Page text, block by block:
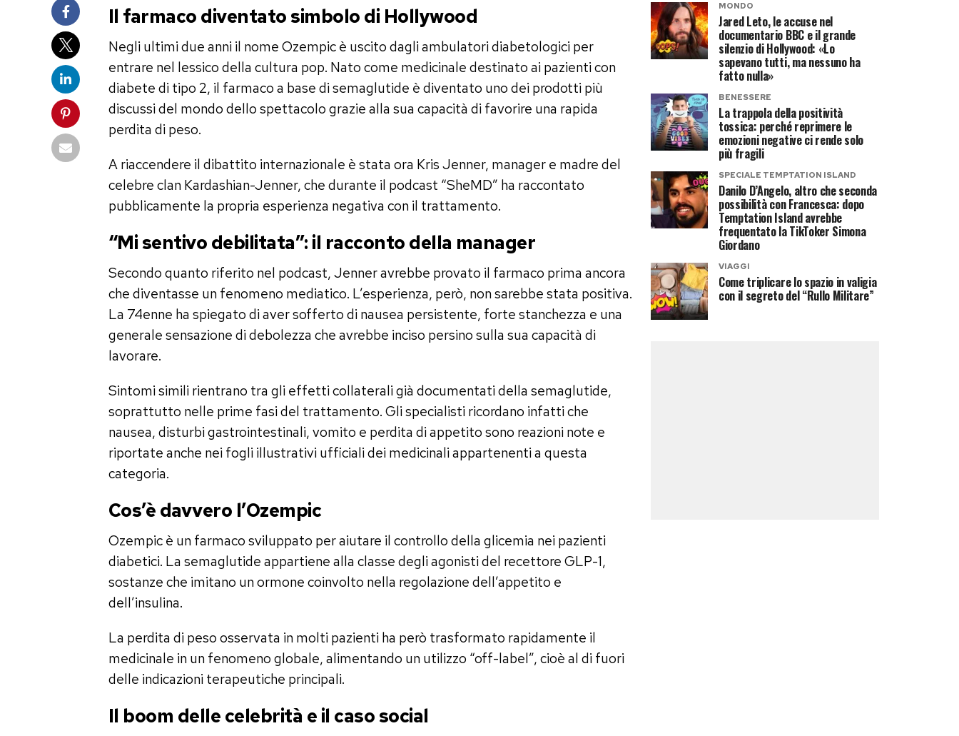
Il farmaco diventato simbolo di Hollywood
Negli ultimi due anni il nome Ozempic è uscito dagli ambulatori diabetologici per
entrare nel lessico della cultura pop. Nato come medicinale destinato ai pazienti con
diabete di tipo 2, il farmaco a base di semaglutide è diventato uno dei prodotti più
discussi del mondo dello spettacolo grazie alla sua capacità di favorire una rapida
perdita di peso.
A riaccendere il dibattito internazionale è stata ora Kris Jenner, manager e madre del
celebre clan Kardashian-Jenner, che durante il podcast “SheMD” ha raccontato
pubblicamente la propria esperienza negativa con il trattamento.
“Mi sentivo debilitata”: il racconto della manager
Secondo quanto riferito nel podcast, Jenner avrebbe provato il farmaco prima ancora
che diventasse un fenomeno mediatico. L’esperienza, però, non sarebbe stata positiva.
La 74enne ha spiegato di aver sofferto di nausea persistente, forte stanchezza e una
generale sensazione di debolezza che avrebbe inciso persino sulla sua capacità di
lavorare.
Sintomi simili rientrano tra gli effetti collaterali già documentati della semaglutide,
soprattutto nelle prime fasi del trattamento. Gli specialisti ricordano infatti che
nausea, disturbi gastrointestinali, vomito e perdita di appetito sono reazioni note e
riportate anche nei fogli illustrativi ufficiali dei medicinali appartenenti a questa
categoria.
Cos’è davvero l’Ozempic
Ozempic è un farmaco sviluppato per aiutare il controllo della glicemia nei pazienti
diabetici. La semaglutide appartiene alla classe degli agonisti del recettore GLP-1,
sostanze che imitano un ormone coinvolto nella regolazione dell’appetito e
dell’insulina.
La perdita di peso osservata in molti pazienti ha però trasformato rapidamente il
medicinale in un fenomeno globale, alimentando un utilizzo “off-label”, cioè al di fuori
delle indicazioni terapeutiche principali.
Il boom delle celebrità e il caso social
MONDO
Jared Leto, le accuse nel
documentario BBC e il grande
silenzio di Hollywood: «Lo
sapevano tutti, ma nessuno ha
fatto nulla»
BENESSERE
La trappola della positività
tossica: perché reprimere le
emozioni negative ci rende solo
più fragili
SPECIALE TEMPTATION ISLAND
Danilo D’Angelo, altro che seconda
possibilità con Francesca: dopo
Temptation Island avrebbe
frequentato la TikToker Simona
Giordano
VIAGGI
Come triplicare lo spazio in valigia
con il segreto del “Rullo Militare”